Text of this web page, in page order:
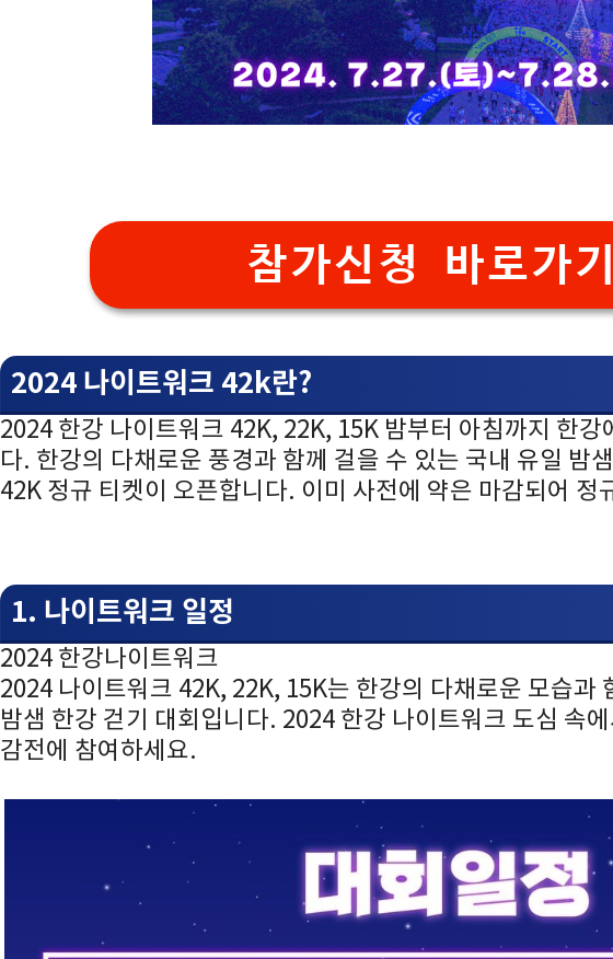
참가신청 바로가
2024 나이트워크 42k란?
2024 한강 나이트워크 42K, 22K, 15K 밤부터 아침까지 한강
다. 한강의 다채로운 풍경과 함께 걸을 수 있는 국내 유일 밤
42K 정규 티켓이 오픈합니다. 이미 사전에 약은 마감되어 정
1. 나이트워크 일정
2024 한강나이트워크
2024 나이트워크 42K, 22K, 15K는 한강의 다채로운 모습과
밤샘 한강 걷기 대회입니다. 2024 한강 나이트워크 도심 속
감전에 참여하세요.